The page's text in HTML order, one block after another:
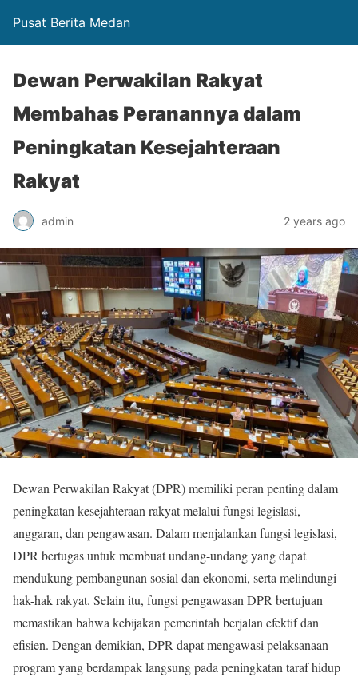
Pusat Berita Medan
Dewan Perwakilan Rakyat
Membahas Peranannya dalam
Peningkatan Kesejahteraan
Rakyat
admin 2 years ago
Dewan Perwakilan Rakyat (DPR) memiliki peran penting dalam
peningkatan kesejahteraan rakyat melalui fungsi legislasi,
anggaran, dan pengawasan. Dalam menjalankan fungsi legislasi,
DPR bertugas untuk membuat undang-undang yang dapat
mendukung pembangunan sosial dan ekonomi, serta melindungi
hak-hak rakyat. Selain itu, fungsi pengawasan DPR bertujuan
memastikan bahwa kebijakan pemerintah berjalan efektif dan
efisien. Dengan demikian, DPR dapat mengawasi pelaksanaan
program yang berdampak langsung pada peningkatan taraf hidup